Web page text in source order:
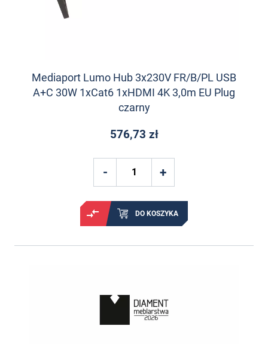
Mediaport Lumo Hub 3x230V FR/B/PL USB
A+C 30W 1xCat6 1xHDMI 4K 3,0m EU Plug
czarny
576,73 zł
DO KOSZYKA